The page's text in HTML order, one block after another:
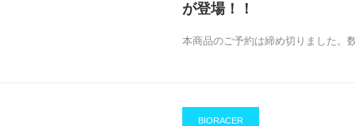
が登場！！
本商品のご予約は締め切りました
BIORACER